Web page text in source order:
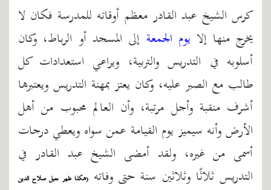
كرس الشيخ عبد القادر معظم أوقاته للمدرسة فكان لا
يخرج منها إلا يوم الجمعة إلى المسجد أو الرباط، وكان
أسلوبه في التدريس والتربية، ويراعي استعدادات كل
طالب مع الصبر عليه، وكان يعتز بمهنة التدريس ويعتبرها
أشرف منقبة وأجل مرتبة، وأن العالم محبوب من أهل
الأرض وأنه سيميز يوم القيامة عمن سواه ويعطي درجات
أسمى من غيره، ولقد أمضى الشيخ عبد القادر في
التدريس ثلاثًا وثلاثين سنة حتى وفاته(هكذا ظهر جيل صلاح الدين